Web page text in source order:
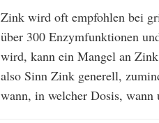
Zink wird oft empfohlen bei
über 300 Enzymfunktionen
wird, kann ein Mangel an
also Sinn Zink generell,
wann, in welcher Dosis, wann